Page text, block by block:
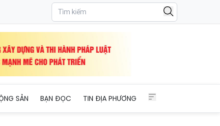
SẢN BẠN ĐỌC TIN ĐỊA PHƯƠNG